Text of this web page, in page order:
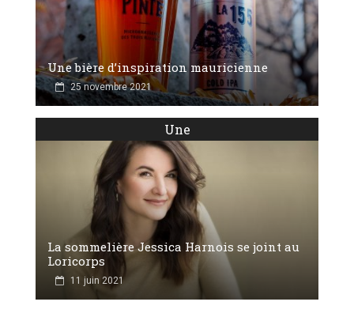
Une bière d’inspiration mauricienne
25 novembre 2021
Une
La sommelière Jessica Harnois se joint au
Loricorps
11 juin 2021